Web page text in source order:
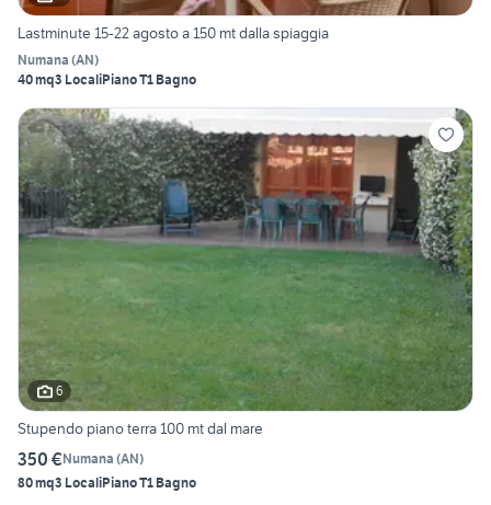
Lastminute 15-22 agosto a 150 mt dalla spiaggia
Numana (AN)
40 mq3 LocaliPiano T1 Bagno
6
Stupendo piano terra 100 mt dal mare
350 €Numana (AN)
80 mq3 LocaliPiano T1 Bagno